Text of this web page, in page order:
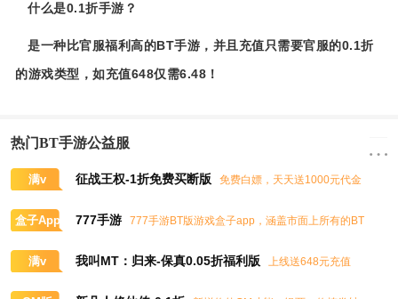
什么是0.1折手游？
是一种比官服福利高的BT手游，并且充值只需要官服的0.1折
的游戏类型，如充值648仅需6.48！
热门BT手游公益服
满v 征战王权-1折免费买断版
免费白嫖，天天送1000元代金
盒子App 777手游
777手游BT版游戏盒子app，涵盖市面上所有的BT
满v 我叫MT：归来-保真0.05折福利版
上线送648元充值